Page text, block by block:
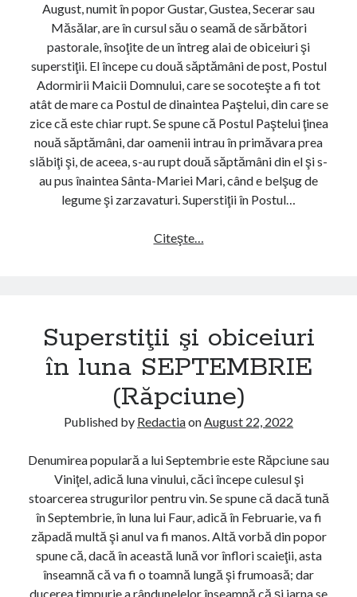
C
i
r
e
ş
a
r
)
i
o
b
i
c
e
i
u
r
i
î
l
U
L
I
E
(
u
p
t
o
r
)
August, numit în popor Gustar, Gustea, Secerar sau
Măsălar, are în cursul său o seamă de sărbători
pastorale, însoţite de un întreg alai de obiceiuri şi
superstiţii. El începe cu două săptămâni de post, Postul
Adormirii Maicii Domnului, care se socoteşte a fi tot
atât de mare ca Postul de dinaintea Paştelui, din care se
zice că este chiar rupt. Se spune că Postul Paştelui ţinea
nouă săptămâni, dar oamenii intrau în primăvara prea
slăbiţi şi, de aceea, s-au rupt două săptămâni din el şi s-
au pus înaintea Sânta-Mariei Mari, când e belşug de
legume şi zarzavaturi. Superstiţii în Postul…
Citeşte…
s
i
ţ
i
i
i
o
b
i
c
e
i
Superstiţii şi obiceiuri
în luna SEPTEMBRIE
(Răpciune)
Published by RedactiaonAugust 22, 2022
Denumirea populară a lui Septembrie este Răpciune sau
Viniţel, adică luna vinului, căci începe culesul şi
stoarcerea strugurilor pentru vin. Se spune că dacă tună
în Septembrie, în luna lui Faur, adică în Februarie, va fi
zăpadă multă şi anul va fi manos. Altă vorbă din popor
spune că, dacă în această lună vor înflori scaieţii, asta
înseamnă că va fi o toamnă lungă şi frumoasă; dar
ducerea timpurie a rândunelelor înseamnă că şi iarna se